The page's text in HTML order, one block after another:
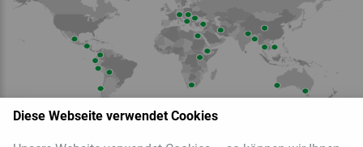
Diese Webseite verwendet Cookies